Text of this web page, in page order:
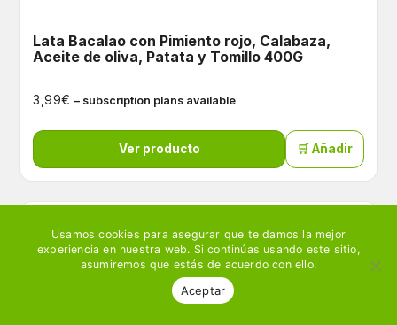
Lata Bacalao con Pimiento rojo, Calabaza,
Aceite de oliva, Patata y Tomillo 400G
3,99€ – subscription plans available
Ver producto 🛒 Añadir
Usamos cookies para asegurar que te damos la mejor
experiencia en nuestra web. Si continúas usando este sitio,
asumiremos que estás de acuerdo con ello.
Aceptar